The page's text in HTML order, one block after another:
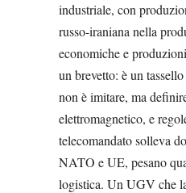
industriale, con
russo-iraniana nella
economiche e
un brevetto: è un
non è imitare, ma
elettromagnetico, e
telecomandato solleva
NATO e UE, pesano
logistica. Un UGV che